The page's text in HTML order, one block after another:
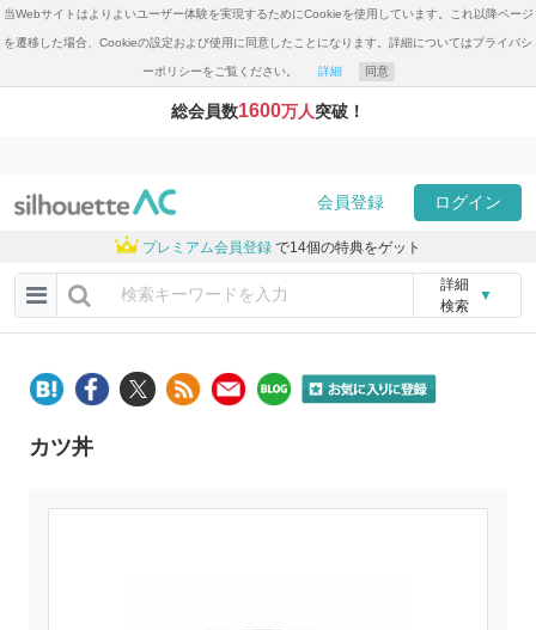
当Webサイトはよりよいユーザー体験を実現するためにCookieを使用しています。これ以降ページ
を遷移した場合、Cookieの設定および使用に同意したことになります。詳細についてはプライバシ
ーポリシーをご覧ください。 詳細 同意
総会員数1600万人突破！
会員登録 ログイン
プレミアム会員登録 で14個の特典をゲット
詳細
検索
▼
カツ丼